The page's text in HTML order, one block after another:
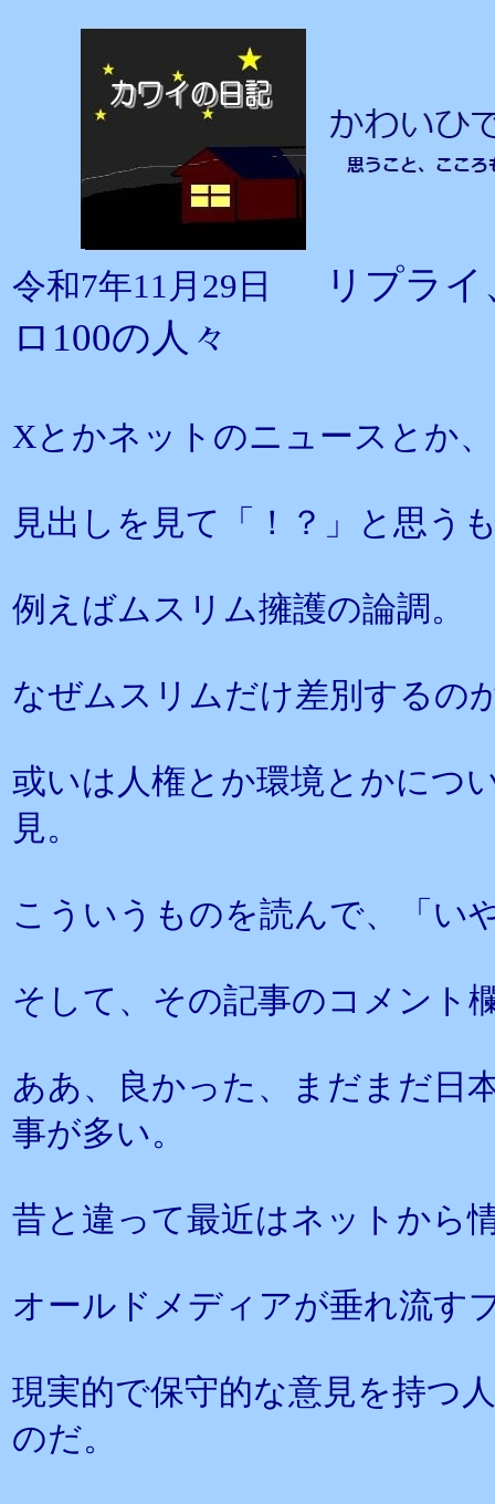
令和7年11月29日
リプラ
ロ100の人々
Xとかネットのニュースとか、
見出しを見て「！？」と思う
例えばムスリム擁護の論調。
なぜムスリムだけ差別するの
或いは人権とか環境とかにつ
見。
こういうものを読んで、「い
そして、その記事のコメント
ああ、良かった、まだまだ日
事が多い。
昔と違って最近はネットから
オールドメディアが垂れ流す
現実的で保守的な意見を持つ
のだ。